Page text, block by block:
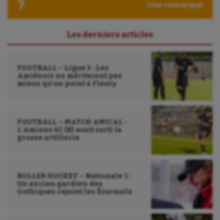
Sarbacane
Sauvetage sportif
Sport handicap
Sport-entreprise
Sport-santé
Tir à l'arc
Une remarque
Les derniers articles
FOOTBALL – Ligue 3 : Les
Amiénois ne méritaient pas
mieux qu’un point à Fleury
FOOTBALL – MATCH AMICAL :
L’Amiens SC (B) avait sorti la
grosse artillerie
ROLLER HOCKEY – Nationale 1 :
Un ancien gardien des
Gothiques rejoint les Écureuils